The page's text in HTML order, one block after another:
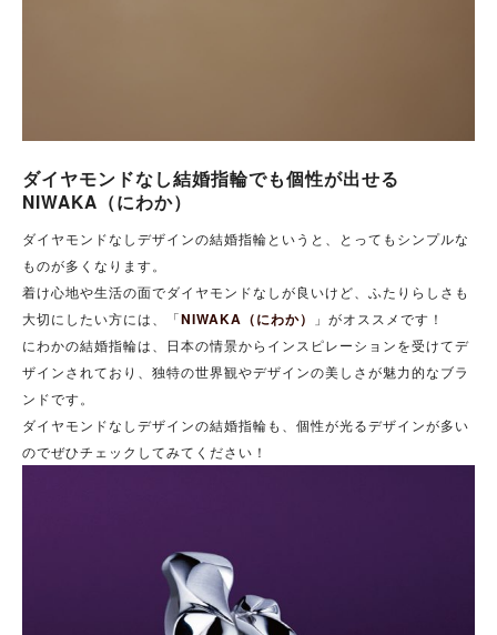
ダイヤモンドなし結婚指輪でも個性が出せる
NIWAKA（にわか）
ダイヤモンドなしデザインの結婚指輪というと、とってもシンプルな
ものが多くなります。
着け心地や生活の面でダイヤモンドなしが良いけど、ふたりらしさも
大切にしたい方には、「NIWAKA（にわか）
」がオススメです！
にわかの結婚指輪は、日本の情景からインスピレーションを受けてデ
ザインされており、独特の世界観やデザインの美しさが魅力的なブラ
ンドです。
ダイヤモンドなしデザインの結婚指輪も、個性が光るデザインが多い
のでぜひチェックしてみてください！